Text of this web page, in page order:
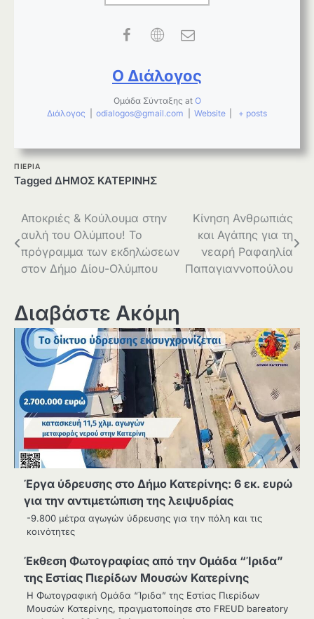
Ο Διάλογος
Ομάδα Σύνταξης at Ο
Διάλογος
odialogos@gmail.com Website + posts
ΠΙΕΡΙΑ
Tagged ΔΗΜΟΣ ΚΑΤΕΡΙΝΗΣ
Πλοήγηση
άρθρων
Αποκριές & Κούλουμα στην
αυλή του Ολύμπου! Το
πρόγραμμα των εκδηλώσεων
στον Δήμο Δίου-Ολύμπου
Κίνηση Ανθρωπιάς
και Αγάπης για τη
νεαρή Ραφαηλία
Παπαγιαννοπούλου
Διαβάστε Ακόμη
Έργα ύδρευσης στο Δήμο Κατερίνης: 6 εκ. ευρώ
για την αντιμετώπιση της λειψυδρίας
-9.800 μέτρα αγωγών ύδρευσης για την πόλη και τις
κοινότητες
Έκθεση Φωτογραφίας από την Ομάδα “Ίριδα”
της Εστίας Πιερίδων Μουσών Κατερίνης
Η Φωτογραφική Ομάδα “Ίριδα” της Εστίας Πιερίδων
Μουσών Κατερίνης, πραγματοποίησε στο FREUD bareatory